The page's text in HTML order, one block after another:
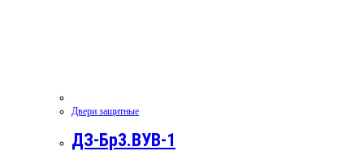
Двери защитные
ДЗ-Бр3.ВУВ-1